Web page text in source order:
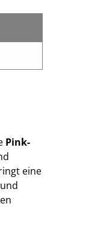
Pink-
eine